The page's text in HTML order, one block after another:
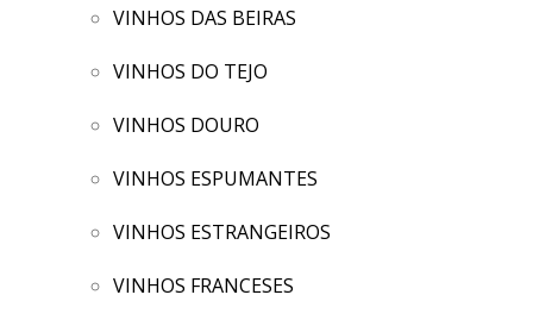
VINHOS DAS BEIRAS
VINHOS DO TEJO
VINHOS DOURO
VINHOS ESPUMANTES
VINHOS ESTRANGEIROS
VINHOS FRANCESES